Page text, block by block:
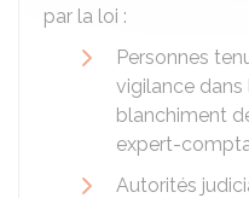
par la loi :
Personnes
vigilance
blanchiment
expert-
Autorités